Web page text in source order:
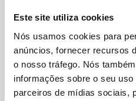
Este site utiliza cookies
Nós usamos cookies para
anúncios, fornecer recursos
o nosso tráfego. Nós
informações sobre o seu
parceiros de mídias sociais,